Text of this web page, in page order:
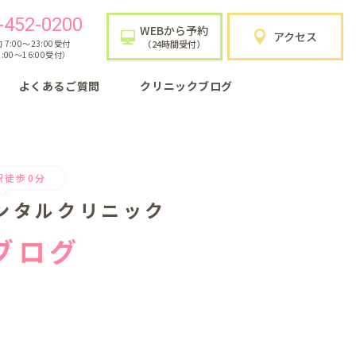
0200
7:00〜23:00受付
〜16:00受付）
WEBから予約
（24時間受付） アクセス
よくあるご質問 クリニックブログ
徒歩0分
タルクリニック
ログ